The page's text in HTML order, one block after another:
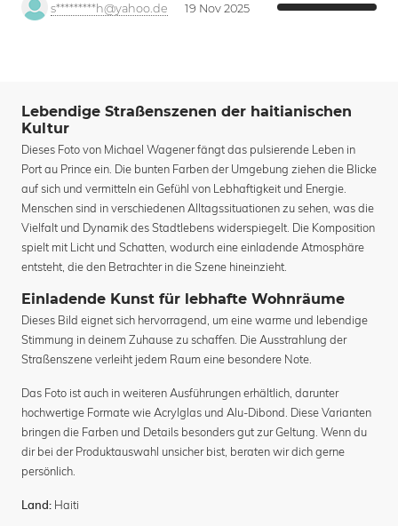
s*********h@yahoo.de 19 Nov 2025
Lebendige Straßenszenen der haitianischen
Kultur
Dieses Foto von Michael Wagener fängt das pulsierende Leben in
Port au Prince ein. Die bunten Farben der Umgebung ziehen die Blicke
auf sich und vermitteln ein Gefühl von Lebhaftigkeit und Energie.
Menschen sind in verschiedenen Alltagssituationen zu sehen, was die
Vielfalt und Dynamik des Stadtlebens widerspiegelt. Die Komposition
spielt mit Licht und Schatten, wodurch eine einladende Atmosphäre
entsteht, die den Betrachter in die Szene hineinzieht.
Einladende Kunst für lebhafte Wohnräume
Dieses Bild eignet sich hervorragend, um eine warme und lebendige
Stimmung in deinem Zuhause zu schaffen. Die Ausstrahlung der
Straßenszene verleiht jedem Raum eine besondere Note.
Das Foto ist auch in weiteren Ausführungen erhältlich, darunter
hochwertige Formate wie Acrylglas und Alu-Dibond. Diese Varianten
bringen die Farben und Details besonders gut zur Geltung. Wenn du
dir bei der Produktauswahl unsicher bist, beraten wir dich gerne
persönlich.
Land: Haiti